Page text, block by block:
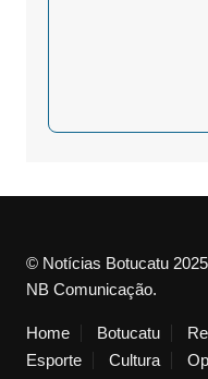
© Notícias Botucatu
NB Comunicação.
Home Botucatu
Esporte
Cultura